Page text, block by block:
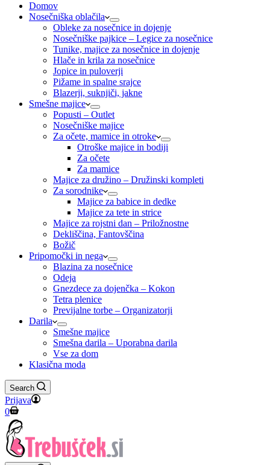
Domov
Nosečniška oblačila
Obleke za nosečnice in dojenje
Nosečniške pajkice – Legice za nosečnice
Tunike, majice za nosečnice in dojenje
Hlače in krila za nosečnice
Jopice in puloverji
Pižame in spalne srajce
Blazerji, suknjiči, jakne
Smešne majice
Popusti – Outlet
Nosečniške majice
Za očete, mamice in otroke
Otroške majice in bodiji
Za očete
Za mamice
Majice za družino – Družinski kompleti
Za sorodnike
Majice za babice in dedke
Majice za tete in strice
Majice za rojstni dan – Priložnostne
Dekliščina, Fantovščina
Božič
Pripomočki in nega
Blazina za nosečnice
Odeja
Gnezdece za dojenčka – Kokon
Tetra plenice
Previjalne torbe – Organizatorji
Darila
Smešne majice
Smešna darila – Uporabna darila
Vse za dom
Klasična moda
Search
Prijava
Shopping
cart
0